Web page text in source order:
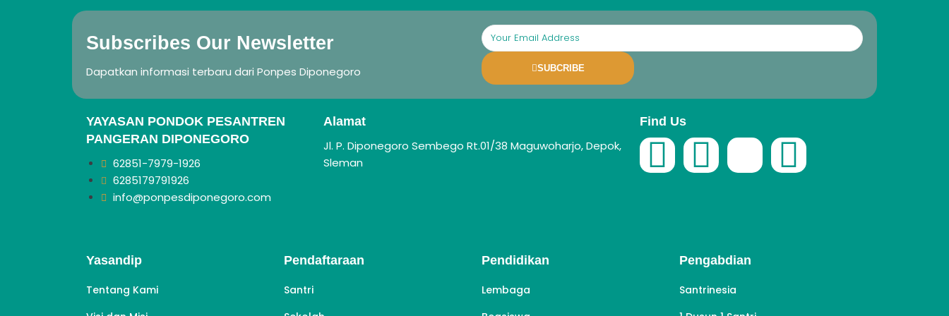
Subscribes Our Newsletter
Dapatkan informasi terbaru dari Ponpes Diponegoro SUBCRIBE
YAYASAN PONDOK PESANTREN
PANGERAN DIPONEGORO
62851-7979-1926
6285179791926
info@ponpesdiponegoro.com
Alamat
Jl. P. Diponegoro Sembego Rt.01/38 Maguwoharjo, Depok,
Sleman
Find Us
Yasandip
Tentang Kami
Pendaftaraan
Santri
Pendidikan
Lembaga
Pengabdian
Santrinesia